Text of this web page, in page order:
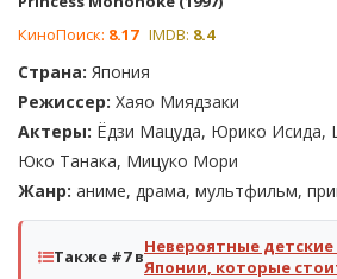
КиноПоиск: 8.17 IMDB: 8.4
Страна: Япония
Режиссер: Хаяо Миядзаки
Актеры: Ёдзи Мацуда, Юрико Исида,
Юко Танака, Мицуко Мори
Жанр: аниме, драма, мультфильм,
Также #7 вНевероятные
Японии, которые